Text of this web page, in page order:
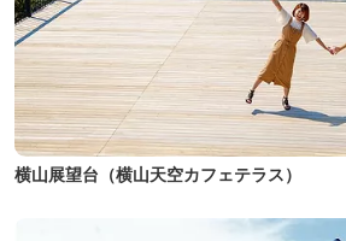
横山展望台（横山天空カフェテラス）